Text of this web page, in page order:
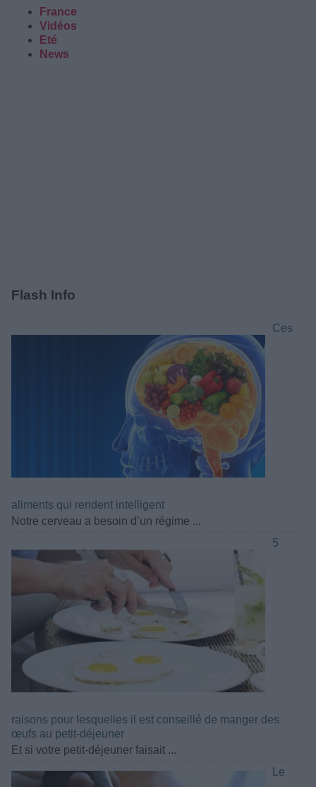
France
Vidéos
Eté
News
Flash Info
Ces
aliments qui rendent intelligent
Notre cerveau a besoin d’un régime ...
5
raisons pour lesquelles il est conseillé de manger des
œufs au petit-déjeuner
Et si votre petit-déjeuner faisait ...
Le